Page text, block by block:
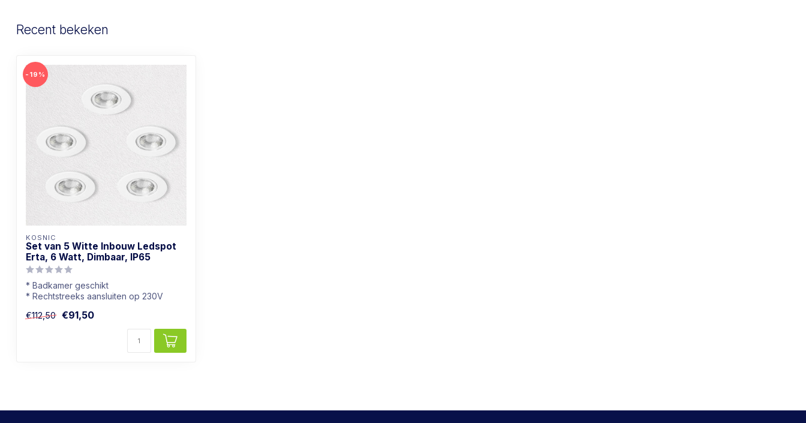
Recent bekeken
-19%
KOSNIC
Set van 5 Witte Inbouw Ledspot
Erta, 6 Watt, Dimbaar, IP65
* Badkamer geschikt
* Rechtstreeks aansluiten op 230V
* Warmwi...
€112,50 €91,50